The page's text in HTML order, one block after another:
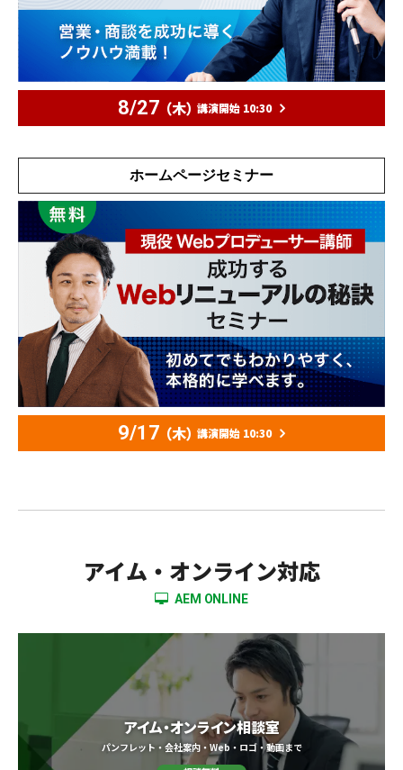
8/27 （木） 講演開始 10:30
ホームページセミナー
9/17 （木） 講演開始 10:30
アイム・オンライン対応
AEM ONLINE
アイム・オンライン相談室
パンフレット・会社案内・Web・ロゴ・動画まで